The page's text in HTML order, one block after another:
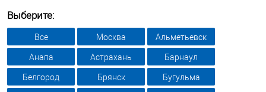
Выберите:
Все Москва Альметьевск
Анапа Астрахань Барнаул
Белгород Брянск Бугульма